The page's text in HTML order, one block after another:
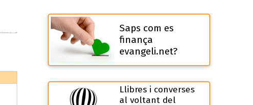
Saps com es
finança
evangeli.net?
Llibres i converses
al voltant del